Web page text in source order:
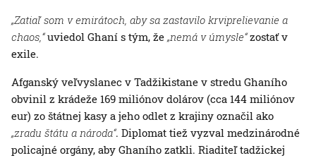
„Zatiaľ som v emirátoch, aby sa zastavilo krviprelievanie a
chaos,“uviedol Ghaní s tým, že „nemá v úmysle“zostať v
exile.
Afganský veľvyslanec v Tadžikistane v stredu Ghaního
obvinil z krádeže 169 miliónov dolárov (cca 144 miliónov
eur) zo štátnej kasy a jeho odlet z krajiny označil ako
„zradu štátu a národa“. Diplomat tiež vyzval medzinárodné
policajné orgány, aby Ghaního zatkli. Riaditeľ tadžickej